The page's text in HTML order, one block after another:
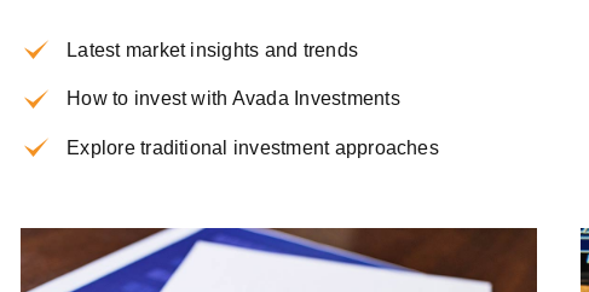
Latest market insights and trends
How to invest with Avada Investments
Explore traditional investment approaches